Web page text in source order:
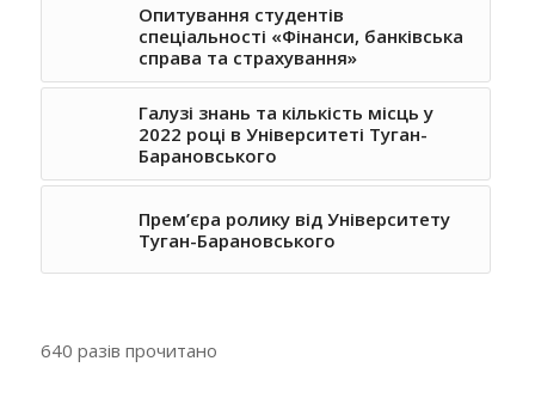
Опитування студентів
спеціальності «Фінанси, банківська
справа та страхування»
Галузі знань та кількість місць у
2022 році в Університеті Туган-
Барановського
Прем’єра ролику від Університету
Туган-Барановського
640 разів прочитано